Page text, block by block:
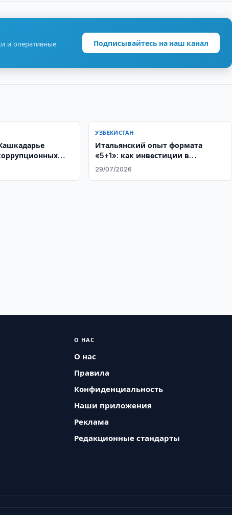
и оперативные
Подписывайтесь на наш канал
УЗБЕКИСТАН
Итальянский опыт формата
«5+1»: как инвестиции в
человеческий капитал
29/07/2026
О НАС
О нас
Правила
Конфиденциальность
Наши приложения
Реклама
Редакционные стандарты